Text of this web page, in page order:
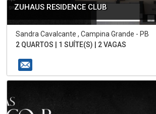
ZUHAUS RESIDENCE CLUB
Sandra Cavalcante , Campina Grande - PB
2 QUARTOS | 1 SUÍTE(S) | 2 VAGAS